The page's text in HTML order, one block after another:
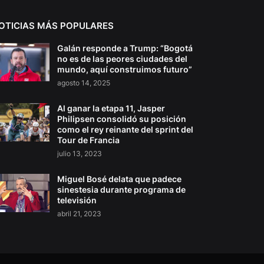
MÁS POPULARES
Galán responde a Trump: “Bogotá
no es de las peores ciudades del
mundo, aquí construimos futuro”
agosto 14, 2025
Al ganar la etapa 11, Jasper
Philipsen consolidó su posición
como el rey reinante del sprint del
Tour de Francia
julio 13, 2023
Miguel Bosé delata que padece
sinestesia durante programa de
televisión
abril 21, 2023